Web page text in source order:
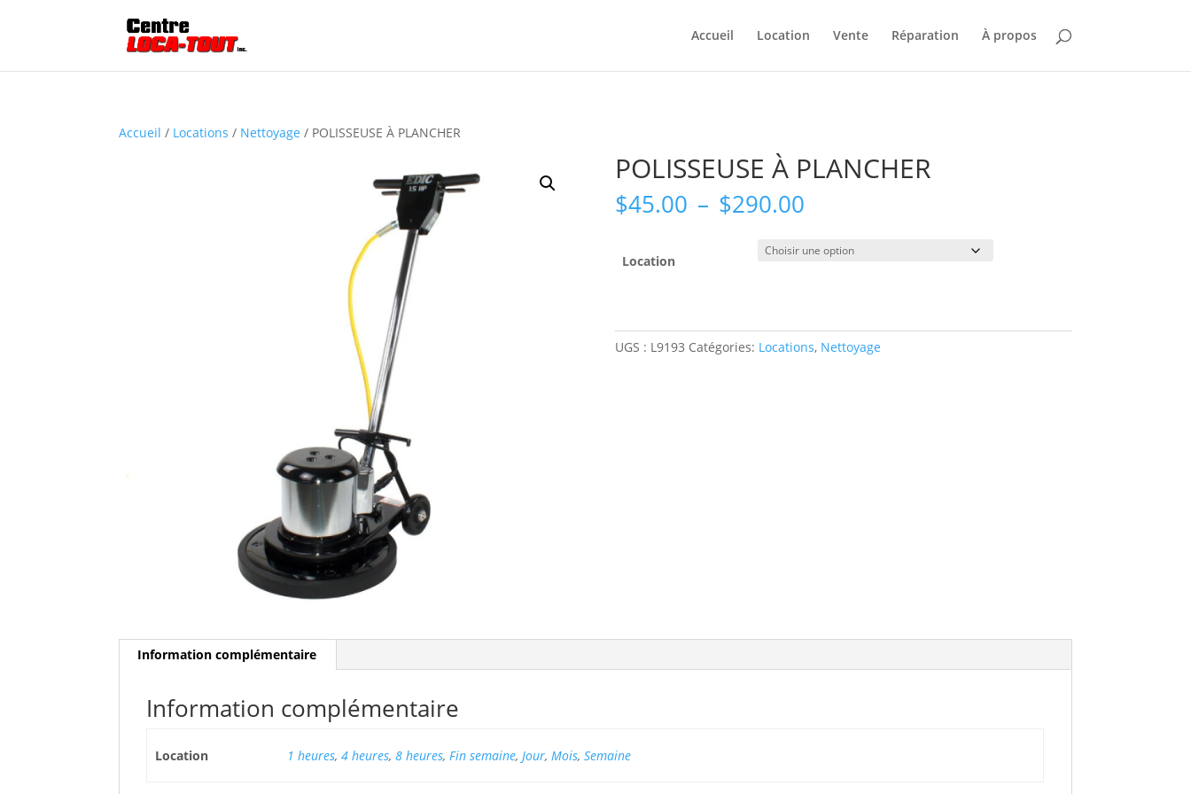
Accueil Location Vente Réparation À propos
Accueil / Locations / Nettoyage / POLISSEUSE À PLANCHER
POLISSEUSE À PLANCHER
$45.00 – $290.00Plage
prix :
$45.00
Location
UGS : L9193 Catégories: Locations, Nettoyage
Information complémentaire
Information complémentaire
Location 1 heures, 4 heures, 8 heures, Fin semaine, Jour, Mois, Semaine